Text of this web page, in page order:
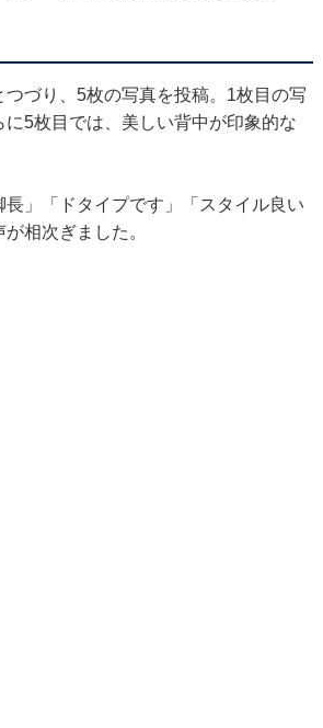
づり、5枚の写真を投稿。1枚目の写
5枚目では、美しい背中が印象的な
」「ドタイプです」「スタイル良い
相次ぎました。